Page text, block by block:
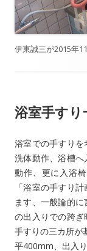
伊東誠三が2015年
浴室手すり
浴室での手すりを
洗体動作、浴槽
動作、更に入浴
「浴室の手すり
ます、一般論的
の出入りでの跨
手すりの三カ所が
平400mm、出入